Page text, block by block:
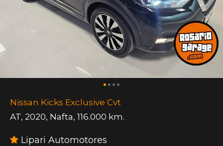
Nissan Kicks Exclusive Cvt
AT, 2020, Nafta, 116.000 km.
Lipari Automotores